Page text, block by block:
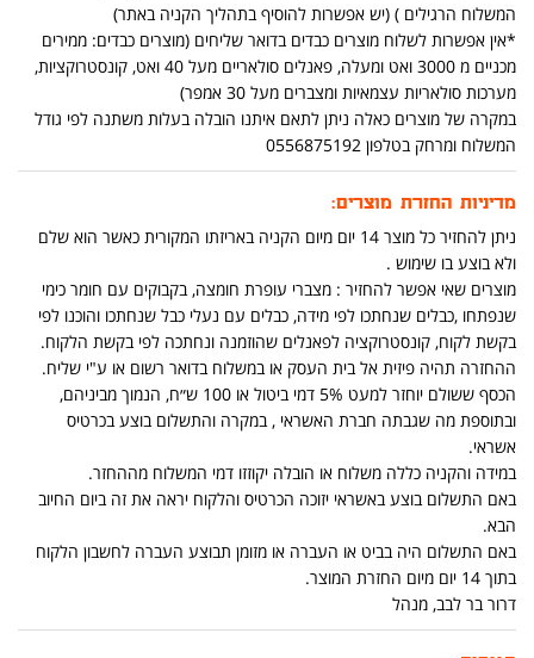
המשלוח הרגילים ) (יש אפשרות להוסיף בתהליך הקניה באתר)
*אין אפשרות לשלוח מוצרים כבדים בדואר שליחים (מוצרים כבדים: ממירים
מכניים מ 3000 ואט ומעלה, פאנלים סולאריים מעל 40 ואט, קונסטרוקציות,
מערכות סולאריות עצמאיות ומצברים מעל 30 אמפר)
במקרה של מוצרים כאלה ניתן לתאם איתנו הובלה בעלות משתנה לפי גודל
המשלוח ומרחק בטלפון 0556875192
מדיניות החזרת מוצרים:
ניתן להחזיר כל מוצר 14 יום מיום הקניה באריזתו המקורית כאשר הוא שלם
ולא בוצע בו שימוש .
מוצרים שאי אפשר להחזיר : מצברי עופרת חומצה, בקבוקים עם חומר כימי
שנפתחו ,כבלים שנחתכו לפי מידה, כבלים עם נעלי כבל שנחתכו והוכנו לפי
בקשת לקוח, קונסטרוקציה לפאנלים שהוזמנה ונחתכה לפי בקשת הלקוח.
ההחזרה תהיה פיזית אל בית העסק או במשלוח בדואר רשום או ע"י שליח.
הכסף ששולם יוחזר למעט 5% דמי ביטול או 100 ש״ח, הנמוך מביניהם,
ובתוספת מה שגבתה חברת האשראי , במקרה והתשלום בוצע בכרטיס
אשראי.
במידה והקניה כללה משלוח או הובלה יקוזזו דמי המשלוח מההחזר.
באם התשלום בוצע באשראי יזוכה הכרטיס והלקוח יראה את זה ביום החיוב
הבא.
באם התשלום היה בביט או העברה או מזומן תבוצע העברה לחשבון הלקוח
בתוך 14 יום מיום החזרת המוצר.
דרור בר לבב, מנהל